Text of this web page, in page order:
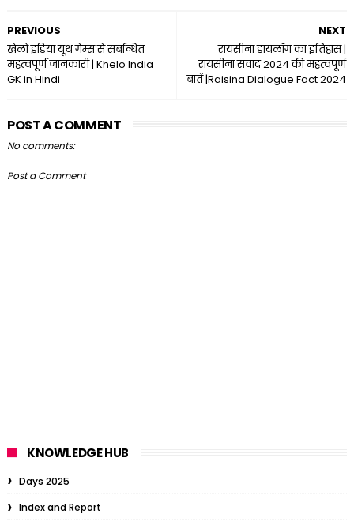
NEXT
रायसीना डायलॉग का इतिहास |
रायसीना संवाद 2024 की महत्वपूर्ण
बातें |Raisina Dialogue Fact 2024
PREVIOUS
खेलो इंडिया यूथ गेम्स से संबन्धित
महत्वपूर्ण जानकारी | Khelo India
GK in Hindi
POST A COMMENT
No comments:
Post a Comment
KNOWLEDGE HUB
Days 2025
Index and Report